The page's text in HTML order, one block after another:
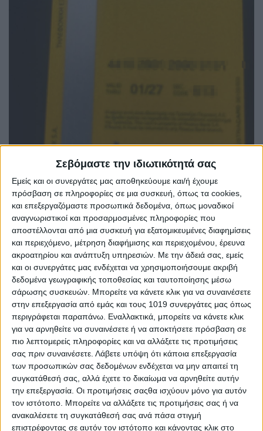
Σεβόμαστε την ιδιωτικότητά σας
Εμείς και οι συνεργάτες μας αποθηκεύουμε και/ή έχουμε
πρόσβαση σε πληροφορίες σε μια συσκευή, όπως τα cookies,
και επεξεργαζόμαστε προσωπικά δεδομένα, όπως μοναδικοί
αναγνωριστικοί και προσαρμοσμένες πληροφορίες που
αποστέλλονται από μια συσκευή για εξατομικευμένες διαφημίσεις
και περιεχόμενο, μέτρηση διαφήμισης και περιεχομένου, έρευνα
ακροατηρίου και ανάπτυξη υπηρεσιών. Με την άδειά σας, εμείς
και οι συνεργάτες μας ενδέχεται να χρησιμοποιήσουμε ακριβή
δεδομένα γεωγραφικής τοποθεσίας και ταυτοποίησης μέσω
σάρωσης συσκευών. Μπορείτε να κάνετε κλικ για να συναινέσετε
στην επεξεργασία από εμάς και τους 1019 συνεργάτες μας όπως
περιγράφεται παραπάνω. Εναλλακτικά, μπορείτε να κάνετε κλικ
για να αρνηθείτε να συναινέσετε ή να αποκτήσετε πρόσβαση σε
πιο λεπτομερείς πληροφορίες και να αλλάξετε τις προτιμήσεις
σας πριν συναινέσετε. Λάβετε υπόψη ότι κάποια επεξεργασία
των προσωπικών σας δεδομένων ενδέχεται να μην απαιτεί τη
συγκατάθεσή σας, αλλά έχετε το δικαίωμα να αρνηθείτε αυτήν
την επεξεργασία. Οι προτιμήσεις σαςθα ισχύουν μόνο για αυτόν
τον ιστότοπο. Μπορείτε να αλλάξετε τις προτιμήσεις σας ή να
ανακαλέσετε τη συγκατάθεσή σας ανά πάσα στιγμή
επιστρέφοντας σε αυτόν τον ιστότοπο και κάνοντας κλικ στο
Share
Share Post Email Print